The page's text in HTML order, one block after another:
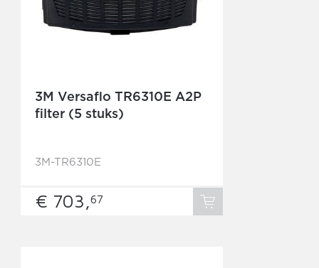
3M Versaflo TR6310E A2P
filter (5 stuks)
3M-TR6310E
€ 703,67